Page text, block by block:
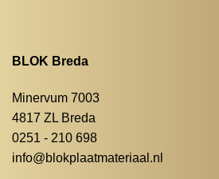
BLOK Breda
Minervum 7003
4817 ZL Breda
0251 - 210 698
info@blokplaatmateriaal.nl